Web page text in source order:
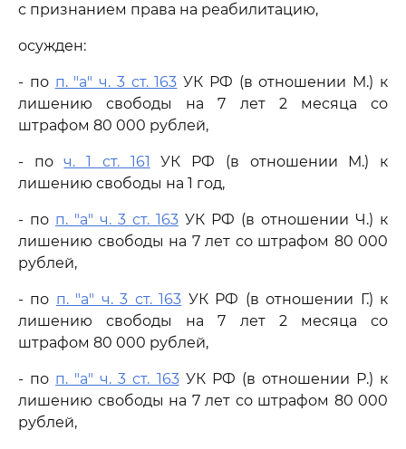
с признанием права на реабилитацию,
осужден:
- по п. "а" ч. 3 ст. 163 УК РФ (в отношении М.) к
лишению свободы на 7 лет 2 месяца со
штрафом 80 000 рублей,
- поч. 1 ст. 161 УК РФ (в отношении М.) к
лишению свободы на 1 год,
- по п. "а" ч. 3 ст. 163 УК РФ (в отношении Ч.) к
лишению свободы на 7 лет со штрафом 80 000
рублей,
- по п. "а" ч. 3 ст. 163 УК РФ (в отношении Г.) к
лишению свободы на 7 лет 2 месяца со
штрафом 80 000 рублей,
- по п. "а" ч. 3 ст. 163УК РФ (в отношении Р.) к
лишению свободы на 7 лет со штрафом 80 000
рублей,